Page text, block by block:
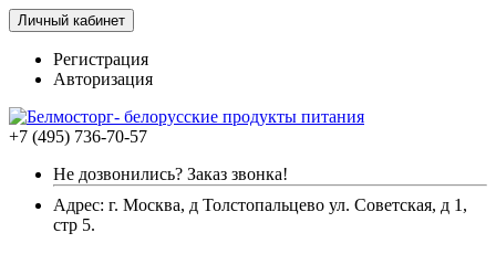
Личный кабинет
Регистрация
Авторизация
+7 (495) 736-70-57
Не дозвонились? Заказ звонка!
Адрес: г. Москва, д Толстопальцево ул. Советская, д 1,
стр 5.